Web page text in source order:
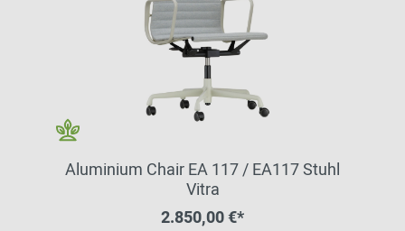
Aluminium Chair EA 117 / EA117 Stuhl
Vitra
2.850,00 €*